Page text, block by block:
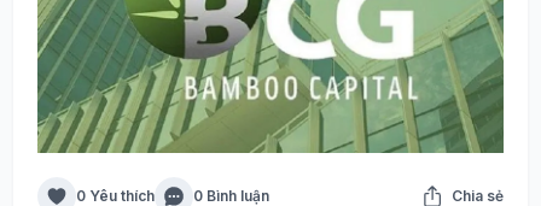
0 Yêu thích 0 Bình luận Chia sẻ